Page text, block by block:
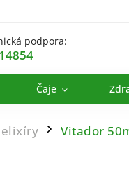
podpora:
Čaje
elixíry / Vitador